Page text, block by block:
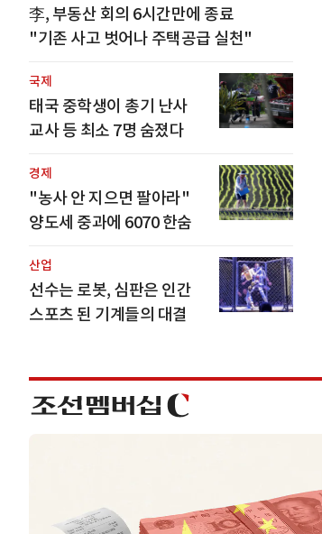
李, 부동산 회의 6시간만에 종료
"기존 사고 벗어나 주택공급 실천"
국제
태국 중학생이 총기 난사
교사 등 최소 7명 숨졌다
경제
"농사 안 지으면 팔아라"
양도세 중과에 6070 한숨
산업
선수는 로봇, 심판은 인간
스포츠 된 기계들의 대결